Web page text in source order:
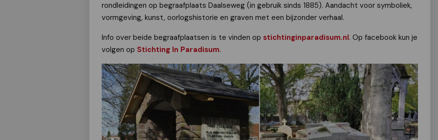
rondleidingen op begraafplaats Daalseweg (in gebruik sinds 1885). Aandacht voor symboliek,
vormgeving, kunst, oorlogshistorie en graven met een bijzonder verhaal.
Info over beide begraafplaatsen is te vinden op stichtinginparadisum.nl. Op facebook kun je
volgen op Stichting In Paradisum.